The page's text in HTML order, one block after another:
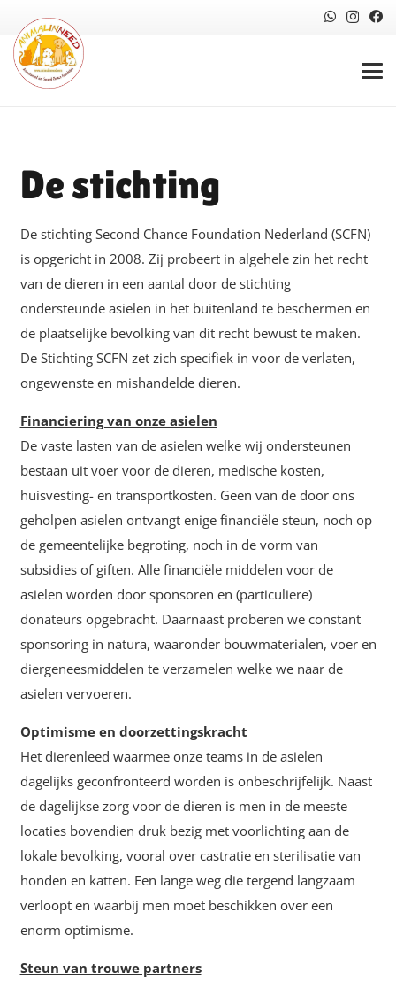
De stichting
De stichting Second Chance Foundation Nederland (SCFN)
is opgericht in 2008. Zij probeert in algehele zin het recht
van de dieren in een aantal door de stichting
ondersteunde asielen in het buitenland te beschermen en
de plaatselijke bevolking van dit recht bewust te maken.
De Stichting SCFN zet zich specifiek in voor de verlaten,
ongewenste en mishandelde dieren.
Financiering van onze asielen
De vaste lasten van de asielen welke wij ondersteunen
bestaan uit voer voor de dieren, medische kosten,
huisvesting- en transportkosten. Geen van de door ons
geholpen asielen ontvangt enige financiële steun, noch op
de gemeentelijke begroting, noch in de vorm van
subsidies of giften. Alle financiële middelen voor de
asielen worden door sponsoren en (particuliere)
donateurs opgebracht. Daarnaast proberen we constant
sponsoring in natura, waaronder bouwmaterialen, voer en
diergeneesmiddelen te verzamelen welke we naar de
asielen vervoeren.
Optimisme en doorzettingskracht
Het dierenleed waarmee onze teams in de asielen
dagelijks geconfronteerd worden is onbeschrijfelijk. Naast
de dagelijkse zorg voor de dieren is men in de meeste
locaties bovendien druk bezig met voorlichting aan de
lokale bevolking, vooral over castratie en sterilisatie van
honden en katten. Een lange weg die tergend langzaam
verloopt en waarbij men moet beschikken over een
enorm optimisme.
Steun van trouwe partners